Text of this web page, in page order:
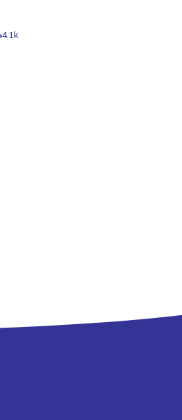
4.1k